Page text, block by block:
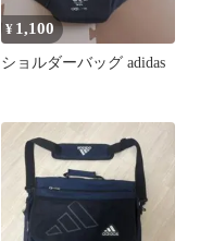
¥ 1,100
ショルダーバッグ adidas